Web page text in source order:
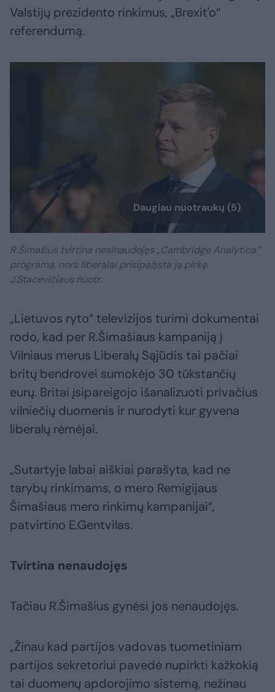
Valstijų prezidento rinkimus, „Brexit'o“
referendumą.
Daugiau nuotraukų (5)
R.Šimašius tvirtina nesinaudojęs „Cambridge Analytica“
programa, nors liberalai prisipažįsta ją pirkę.
J.Stacevičiaus nuotr.
„Lietuvos ryto“ televizijos turimi dokumentai
rodo, kad per R.Šimašiaus kampaniją į
Vilniaus merus Liberalų Sąjūdis tai pačiai
britų bendrovei sumokėjo 30 tūkstančių
eurų. Britai įsipareigojo išanalizuoti privačius
vilniečių duomenis ir nurodyti kur gyvena
liberalų rėmėjai.
„Sutartyje labai aiškiai parašyta, kad ne
tarybų rinkimams, o mero Remigijaus
Šimašiaus mero rinkimų kampanijai“,
patvirtino E.Gentvilas.
Tvirtina nenaudojęs
Tačiau R.Šimašius gynėsi jos nenaudojęs.
„Žinau kad partijos vadovas tuometiniam
partijos sekretoriui pavedė nupirkti kažkokią
tai duomenų apdorojimo sistemą, nežinau